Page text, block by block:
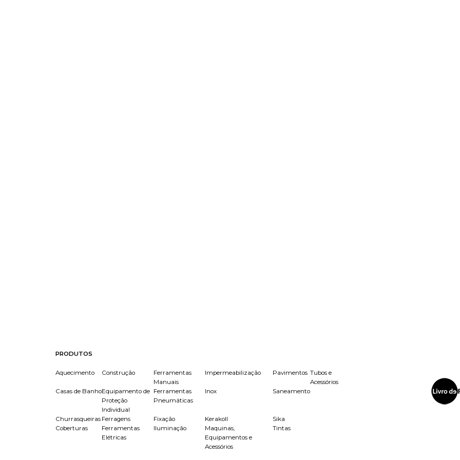
PRODUTOS
Aquecimento
Casas de Banho
Churrasqueiras
Coberturas
Construção
Equipamento de
Proteção
Individual
Ferragens
Ferramentas
Elétricas
Ferramentas
Manuais
Ferramentas
Pneumáticas
Fixação
Iluminação
Impermeabilização
Inox
Kerakoll
Maquinas,
Equipamentos e
Acessórios
Pavimentos
Saneamento
Sika
Tintas
Tubos e
Acessórios